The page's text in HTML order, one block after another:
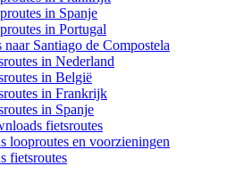
in Spanje
in Portugal
naar Santiago de Compostela
in Nederland
in België
in Frankrijk
in Spanje
fietsroutes
looproutes en voorzieningen
fietsroutes